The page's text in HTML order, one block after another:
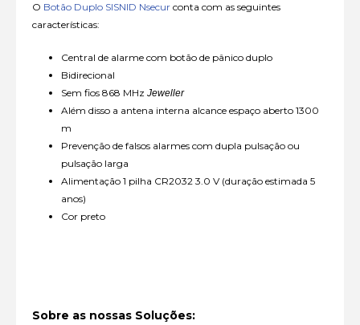
O Botão Duplo SISNID Nsecur conta com as seguintes
características:
Central de alarme com botão de pânico duplo
Bidirecional
Sem fios 868 MHz Jeweller
Além disso a antena interna alcance espaço aberto 1300
m
Prevenção de falsos alarmes com dupla pulsação ou
pulsação larga
Alimentação 1 pilha CR2032 3.0 V (duração estimada 5
anos)
Cor preto
Sobre as nossas Soluções: